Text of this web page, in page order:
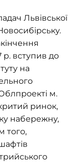
Львівської
р. вступив до
на
м.
ринок,
набережну,
того,